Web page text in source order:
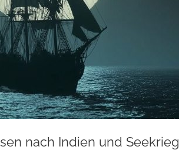
nach Indien und Seekrieg